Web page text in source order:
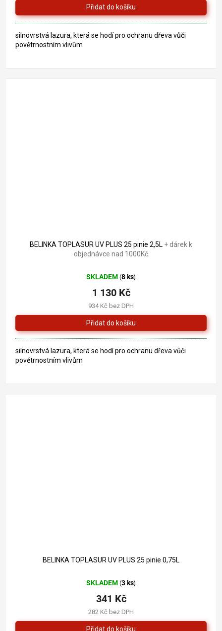
silnovrstvá lazura, která se hodí pro ochranu dřeva vůči
povětrnostním vlivům
BELINKA TOPLASUR UV PLUS 25 pinie 2,5L + dárek k
objednávce nad 1000Kč
SKLADEM (8 ks)
934 Kč bez DPH
1 130 Kč
silnovrstvá lazura, která se hodí pro ochranu dřeva vůči
povětrnostním vlivům
BELINKA TOPLASUR UV PLUS 25 pinie 0,75L
SKLADEM (3 ks)
282 Kč bez DPH
341 Kč